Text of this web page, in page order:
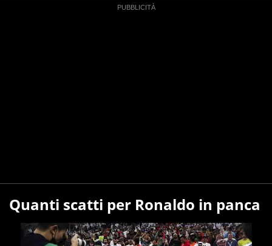
Quanti scatti per Ronaldo in panca